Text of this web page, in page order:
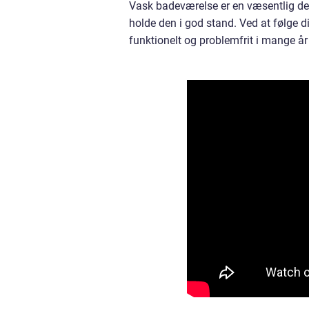
Vask badeværelse er en væsentlig
holde den i god stand. Ved at følge
funktionelt og problemfrit i mange